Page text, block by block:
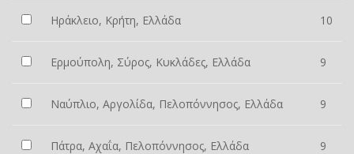
Ηράκλειο, Κρήτη, Ελλάδα 10
Ερμούπολη, Σύρος, Κυκλάδες, Ελλάδα 9
Ναύπλιο, Αργολίδα, Πελοπόννησος, Ελλάδα 9
Πάτρα, Αχαΐα, Πελοπόννησος, Ελλάδα 9